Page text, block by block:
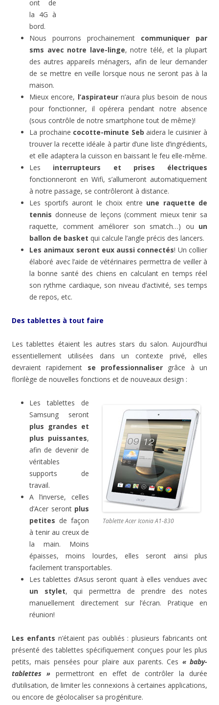
ont de
la 4G à
bord.
Nous pourrons prochainement communiquer par
sms avec notre lave-linge, notre télé, et la plupart
des autres appareils ménagers, afin de leur demander
de se mettre en veille lorsque nous ne seront pas à la
maison.
Mieux encore, l’aspirateurn’aura plus besoin de nous
pour fonctionner, il opérera pendant notre absence
(sous contrôle de notre smartphone tout de même)!
La prochaine cocotte-minute Seb aidera le cuisinier à
trouver la recette idéale à partir d’une liste d’ingrédients,
et elle adaptera la cuisson en baissant le feu elle-même.
Les interrupteurs et prises électriques
fonctionneront en Wifi, s’allumeront automatiquement
à notre passage, se contrôleront à distance.
Les sportifs auront le choix entre une raquette de
tennis donneuse de leçons (comment mieux tenir sa
raquette, comment améliorer son smatch…) ou un
ballon de basket qui calcule l’angle précis des lancers.
Les animaux seront eux aussi connectés! Un collier
élaboré avec l’aide de vétérinaires permettra de veiller à
la bonne santé des chiens en calculant en temps réel
son rythme cardiaque, son niveau d’activité, ses temps
de repos, etc.
Des tablettes à tout faire
Les tablettes étaient les autres stars du salon. Aujourd’hui
essentiellement utilisées dans un contexte privé, elles
devraient rapidement se professionnaliser grâce à un
florilège de nouvelles fonctions et de nouveaux design :
Tablette Acer Iconia A1-830
Les tablettes de
Samsung seront
plus grandes et
plus puissantes,
afin de devenir de
véritables
supports de
travail.
A l’inverse, celles
d’Acer seront plus
petites de façon
à tenir au creux de
la main. Moins
épaisses, moins lourdes, elles seront ainsi plus
facilement transportables.
Les tablettes d’Asus seront quant à elles vendues avec
un stylet, qui permettra de prendre des notes
manuellement directement sur l’écran. Pratique en
réunion!
Les enfants n’étaient pas oubliés : plusieurs fabricants ont
présenté des tablettes spécifiquement conçues pour les plus
petits, mais pensées pour plaire aux parents. Ces « baby-
tablettes » permettront en effet de contrôler la durée
d’utilisation, de limiter les connexions à certaines applications,
ou encore de géolocaliser sa progéniture.